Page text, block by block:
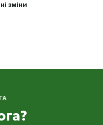
зміни